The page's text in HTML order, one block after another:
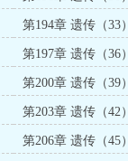
第194章 遗传（33）
第197章 遗传（36）
第200章 遗传（39）
第203章 遗传（42）
第206章 遗传（45）